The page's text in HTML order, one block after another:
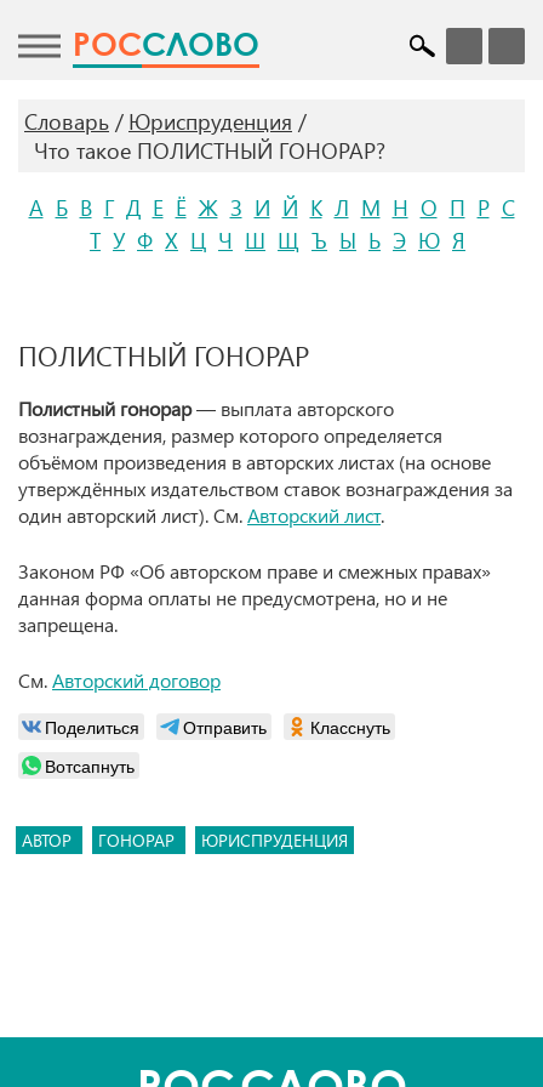
POCСЛОВО
Словарь
Юриспруденция
Что такое ПОЛИСТНЫЙ ГОНОРАР?
А Б В Г Д Е Ё Ж З И Й К Л М Н О П Р С
Т У Ф Х Ц Ч Ш Щ Ъ Ы Ь Э Ю Я
ПОЛИСТНЫЙ ГОНОРАР
Полистный гонорар— выплата авторского
вознаграждения, размер которого определяется
объёмом произведения в авторских листах (на основе
утверждённых издательством ставок вознаграждения за
один авторский лист). См.Авторский лист.
Законом РФ «Об авторском праве и смежных правах»
данная форма оплаты не предусмотрена, но и не
запрещена.
См.Авторский договор
Поделиться Отправить
Класснуть
Вотсапнуть
АВТОР ГОНОРАР ЮРИСПРУДЕНЦИЯ